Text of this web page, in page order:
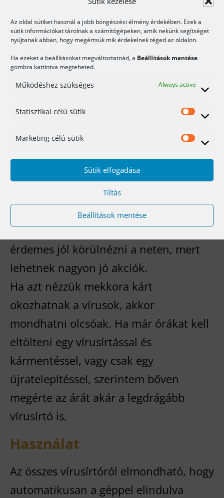
Az oldal sütiket használ a jobb böngészési élmény érdekében. Ezek a
sütik információkat tárolnak a számítógépeken, amik nekünk segítséget
nyújtanak abban, hogy megértsük mik érdekelnek téged az oldalon.
Ha ezeket a beállításokat megváltoztatnád, a Beállítások mentése
gombra kattintva megteheted.
Működéshez szükséges Always active
Statisztikai célú sütik
célú
sütik
Marketing célú sütik
célú
sütik
Sütik elfogadása
Tiltás
Beállítások mentése
elég alaposak, vagy túl sok a
vakriasztás.
Drága?
Ez nézőpont kérdése.
biztosan drága még a
legolcsóbb is.
Egyébként 5000 Ft-tól felfelé kezdődnek
az árak és akár 15000-ig el is mehet,
igaz több licenc vásárlása esetén
kedvezőbbek lehetnek az árak, illetve
érdemes jól körülnézni a neten, mert
lehetnek nagyon jó akciók.
Ha azt nézzük mekkora kárt
okozhatnak a vírusok, akkor
mondhatni olcsóak. Ha már órákat kell
eltölteni egy vírusírtással és
kármentéssel, vagy csak egy
újratelepítéssel, szerintem bőven
megérte az árát akár a legdrágább
vírusírtó is.
Használat
Az összes vírusírtóról elmondható, hogy
automatikusan a géppel elindulva